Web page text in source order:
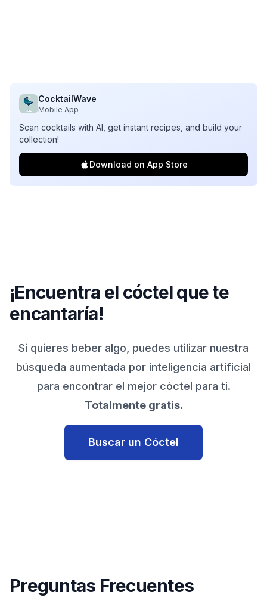
CocktailWave
Mobile App
Scan cocktails with AI, get instant recipes, and build your
collection!
Download on App Store
¡Encuentra el cóctel que te
encantaría!
Si quieres beber algo, puedes utilizar nuestra
búsqueda aumentada por inteligencia artificial
para encontrar el mejor cóctel para ti.
Totalmente gratis.
Buscar un Cóctel
Preguntas Frecuentes